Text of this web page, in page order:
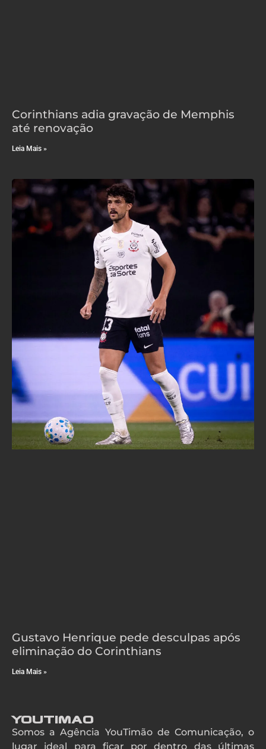
Corinthians adia gravação de Memphis
até renovação
Leia Mais »
Gustavo Henrique pede desculpas após
eliminação do Corinthians
Leia Mais »
YouTimao
Somos a Agência YouTimão de Comunicação, o
lugar ideal para ficar por dentro das últimas